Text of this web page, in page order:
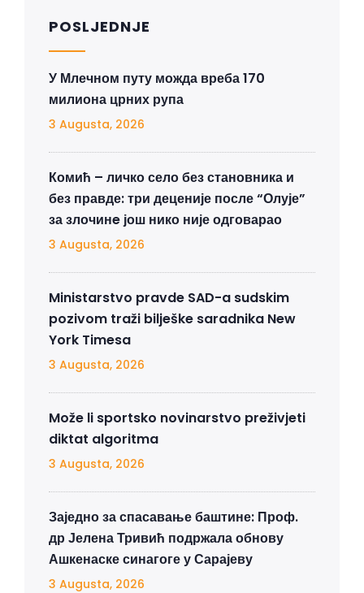
POSLJEDNJE
У Млечном путу можда вреба 170
милиона црних рупа
3 Augusta, 2026
Комић – личко село без становника и
без правде: три деценије после “Олује”
за злочинe још нико није одговарао
3 Augusta, 2026
Ministarstvo pravde SAD-a sudskim
pozivom traži bilješke saradnika New
York Timesa
3 Augusta, 2026
Može li sportsko novinarstvo preživjeti
diktat algoritma
3 Augusta, 2026
Заједно за спасавање баштине: Проф.
др Јелена Тривић подржала обнову
Ашкенаске синагоге у Сарајеву
3 Augusta, 2026